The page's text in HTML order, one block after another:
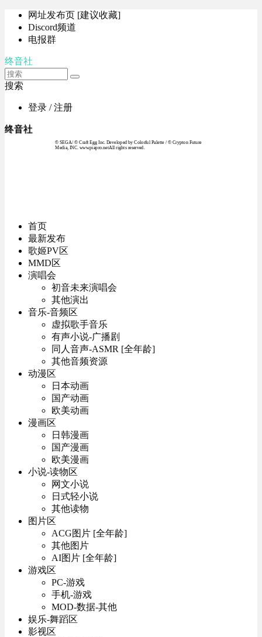
网址发布页 [建议收藏]
Discord频道
电报群
终音社
搜索
登录 / 注册
终音社
© SEGA / © Craft Egg Inc. Developed by Colorful Palette / © Crypton Future
Media, INC. www.piapro.netAll rights reserved.
首页
最新发布
歌姬PV区
MMD区
演唱会
初音未来演唱会
其他演出
音乐-音频区
虚拟歌手音乐
有声小说-广播剧
同人音声-ASMR [全年龄]
其他音频资源
动漫区
日本动画
国产动画
欧美动画
漫画区
日韩漫画
国产漫画
欧美漫画
小说-读物区
网文小说
日式轻小说
其他读物
图片区
ACG图片 [全年龄]
其他图片
AI图片 [全年龄]
游戏区
PC-游戏
手机-游戏
MOD-数据-其他
娱乐-舞蹈区
影视区